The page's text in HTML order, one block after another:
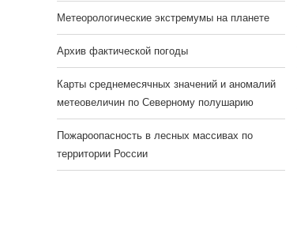
Метеорологические экстремумы на планете
Архив фактической погоды
Карты среднемесячных значений и аномалий
метеовеличин по Северному полушарию
Пожароопасность в лесных массивах по
территории России